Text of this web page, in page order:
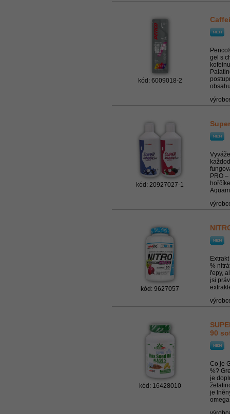
kód: 6009018-2
gel s
kód: 20927027-1
PRO
kód: 9627057
%
řepy,
jsi
kód: 16428010
90
Co je
%?
je
je